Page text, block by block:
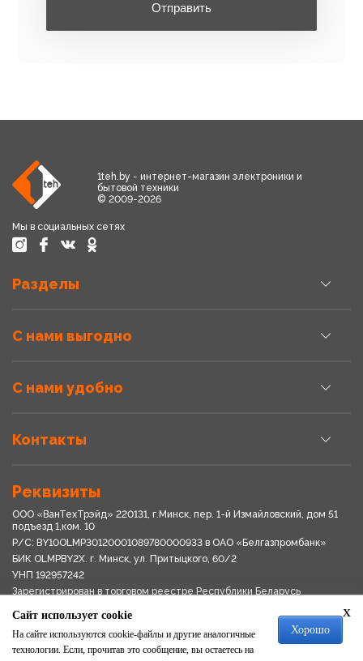
Отправить
1teh.by - интернет-магазин электроники и
бытовой техники
© 2009-2026
Мы в социальных сетях
Разделы
С нами выгодно
С нами удобно
Контакты
Реквизиты
ООО «ВанТехТрэйд» 220131, г.Минск, пер. 1-й Измайловский, дом 51
подъезд 1,ком. 10
Р/С: BY10OLMP30120001089780000933 в OАО «Белгазпромбанк»
БИК OLMPBY2X. г. Минск, ул. Притыцкого, 60/2
УНП 192957242
Зарегистрирован в торговом реестре Республики Беларусь
Свидетельство о регистрации № 192957242выдано 18.08.2017
Мингориспоплком
Политика обработки персональных данных
x
Сайт использует cookie
На сайте используются cookie-файлы и другие аналогичные
технологии. Если, прочитав это сообщение, вы остаетесь на
Хорошо